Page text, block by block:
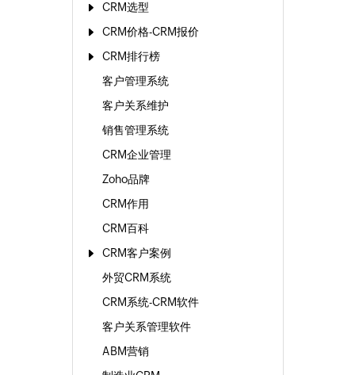
CRM选型
CRM价格-CRM报价
CRM排行榜
客户管理系统
客户关系维护
销售管理系统
CRM企业管理
Zoho品牌
CRM作用
CRM百科
CRM客户案例
外贸CRM系统
CRM系统-CRM软件
客户关系管理软件
ABM营销